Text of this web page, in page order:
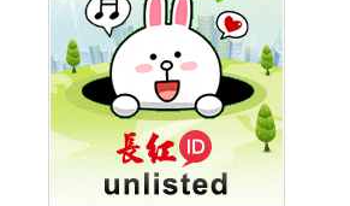
宇辰系統科技:宇辰業績
創新高 啟動興櫃轉上櫃
計畫
明緯企業:明緯永續科技
競賽 以電源驅動善的力
量
秀育企業:秀育SHO-U儲
能系統 獲國內首張CNS
認證